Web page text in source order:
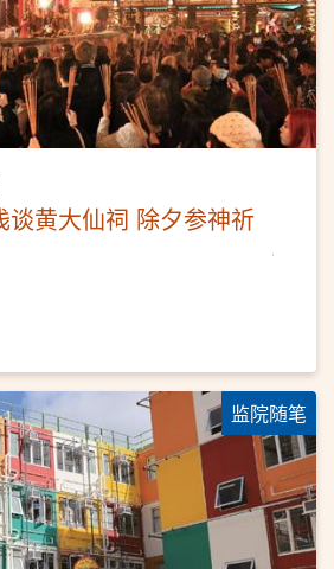
黄大仙祠 除夕参神祈
监院随笔